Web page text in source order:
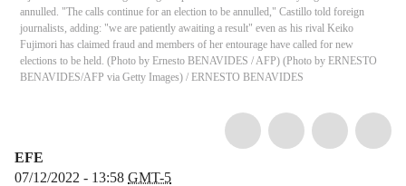
annulled. "The calls continue for an election to be annulled," Castillo told foreign
journalists, adding: "we are patiently awaiting a result" even as his rival Keiko
Fujimori has claimed fraud and members of her entourage have called for new
elections to be held. (Photo by Ernesto BENAVIDES / AFP) (Photo by ERNESTO
BENAVIDES/AFP via Getty Images) / ERNESTO BENAVIDES
EFE
07/12/2022 - 13:58 GMT-5